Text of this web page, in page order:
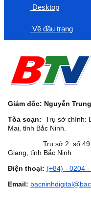
Desktop
Về đầu trang
Giám đốc: Nguyễn
Tòa soạn: Trụ sở chính:
Mai, tỉnh Bắc Ninh.
Trụ sở 2: số 49
Giang, tỉnh Bắc Ninh
Điện thoại: (+84) - 0204
Email: